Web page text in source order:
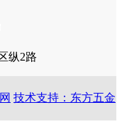
纵2路
技术支持：东方五金